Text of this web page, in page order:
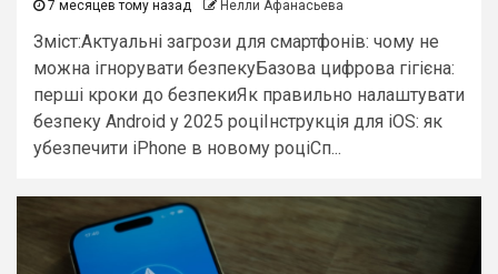
7 месяцев тому назад Нелли Афанасьева
Зміст:Актуальні загрози для смартфонів: чому не
можна ігнорувати безпекуБазова цифрова гігієна:
перші кроки до безпекиЯк правильно налаштувати
безпеку Android у 2025 роціІнструкція для iOS: як
убезпечити iPhone в новому роціСп...